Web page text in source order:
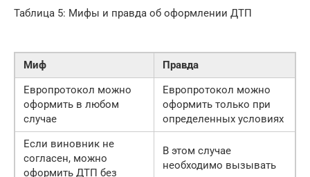
Таблица 5: Мифы и правда об оформлении ДТП
Миф
Правда
Европротокол можно
оформить в любом
случае
Европротокол можно
оформить только при
определенных условиях
Если виновник не
согласен, можно
оформить ДТП без
В этом случае
необходимо вызывать